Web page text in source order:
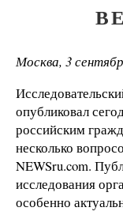
Москва, 3
опубликовал
российским
несколько
NEWSru.com.
исследования
особенно